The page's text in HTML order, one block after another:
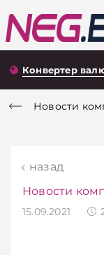
Конвертер
Новости
назад
Новости
15.09.2021